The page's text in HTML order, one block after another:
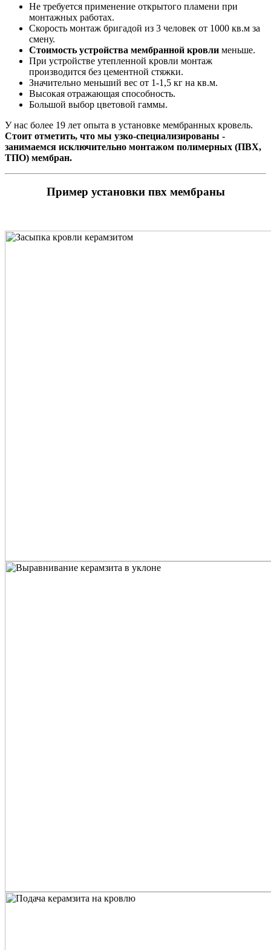
Не требуется применение открытого пламени при
монтажных работах.
Скорость монтаж бригадой из 3 человек от 1000 кв.м за
смену.
Стоимость устройства мембранной кровли меньше.
При устройстве утепленной кровли монтаж
производится без цементной стяжки.
Значительно меньший вес от 1-1,5 кг на кв.м.
Высокая отражающая способность.
Большой выбор цветовой гаммы.
У нас более 19 лет опыта в установке мембранных кровель.
Стоит отметить, что мы узко-специализированы -
занимаемся исключительно монтажом полимерных (ПВХ,
ТПО) мембран.
Пример установки пвх мембраны